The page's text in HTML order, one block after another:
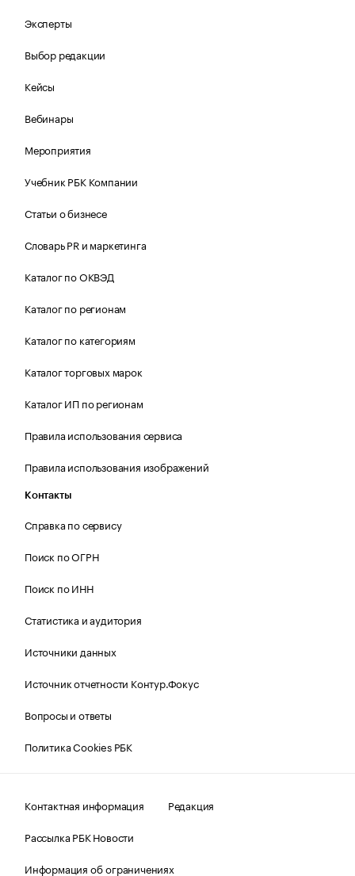
Эксперты
Выбор редакции
Кейсы
Вебинары
Мероприятия
Учебник РБК Компании
Статьи о бизнесе
Словарь PR и маркетинга
Каталог по ОКВЭД
Каталог по регионам
Каталог по категориям
Каталог торговых марок
Каталог ИП по регионам
Правила использования сервиса
Правила использования изображений
Контакты
Справка по сервису
Поиск по ОГРН
Поиск по ИНН
Статистика и аудитория
Источники данных
Источник отчетности Контур.Фокус
Вопросы и ответы
Политика Cookies РБК
Контактная информация
Редакция
Рассылка РБК Новости
Информация об ограничениях